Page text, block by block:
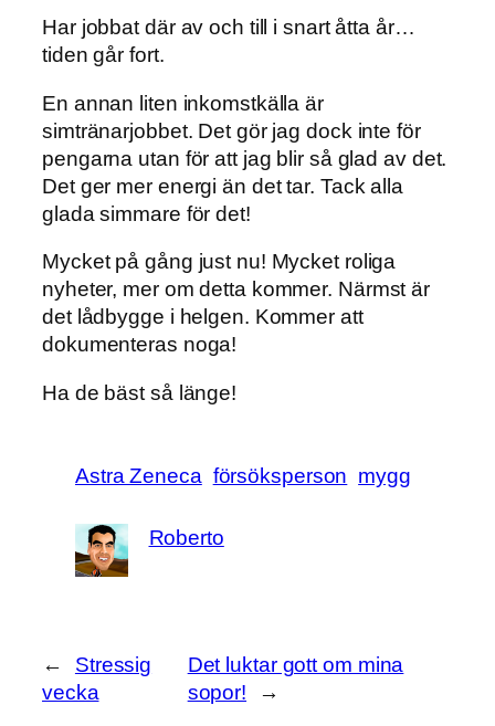
Har jobbat där av och till i snart åtta år…
tiden går fort.
En annan liten inkomstkälla är
simtränarjobbet. Det gör jag dock inte för
pengarna utan för att jag blir så glad av det.
Det ger mer energi än det tar. Tack alla
glada simmare för det!
Mycket på gång just nu! Mycket roliga
nyheter, mer om detta kommer. Närmst är
det lådbygge i helgen. Kommer att
dokumenteras noga!
Ha de bäst så länge!
Astra Zeneca försöksperson mygg
Roberto
←
Stressig
vecka
Det luktar gott om mina
sopor!
→